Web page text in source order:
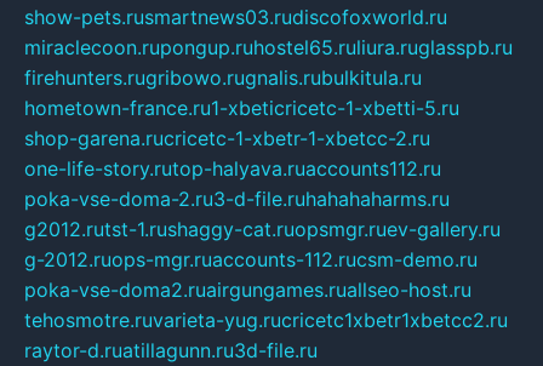
show-pets.rusmartnews03.rudiscofoxworld.ru
miraclecoon.rupongup.ruhostel65.ruliura.ruglasspb.ru
firehunters.rugribowo.rugnalis.rubulkitula.ru
hometown-france.ru1-xbeticricetc-1-xbetti-5.ru
shop-garena.rucricetc-1-xbetr-1-xbetcc-2.ru
one-life-story.rutop-halyava.ruaccounts112.ru
poka-vse-doma-2.ru3-d-file.ruhahahaharms.ru
g2012.rutst-1.rushaggy-cat.ruopsmgr.ruev-gallery.ru
g-2012.ruops-mgr.ruaccounts-112.rucsm-demo.ru
poka-vse-doma2.ruairgungames.ruallseo-host.ru
tehosmotre.ruvarieta-yug.rucricetc1xbetr1xbetcc2.ru
raytor-d.ruatillagunn.ru3d-file.ru